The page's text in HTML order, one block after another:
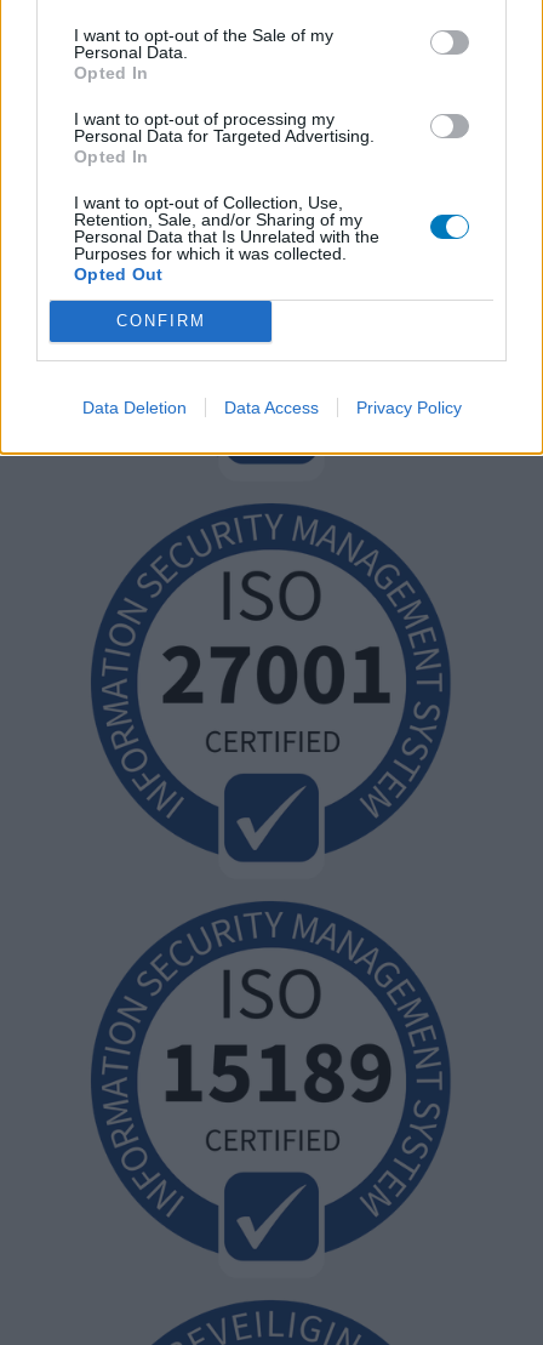
I want to opt-out of the Sale of my
Personal Data.
Opted In
I want to opt-out of processing my
Personal Data for Targeted Advertising.
Opted In
I want to opt-out of Collection, Use,
Retention, Sale, and/or Sharing of my
Personal Data that Is Unrelated with the
Purposes for which it was collected.
Opted Out
CONFIRM
Data Deletion Data Access Privacy Policy